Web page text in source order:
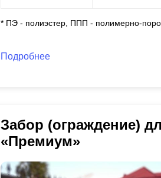
* ПЭ - полиэстер, ППП - полимерно-
Подробнее
Забор (ограждение)
«Премиум»